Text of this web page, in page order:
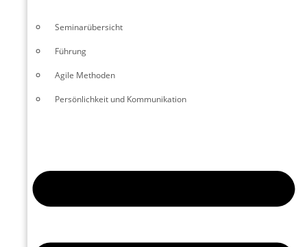
Seminarübersicht
Führung
Agile Methoden
Persönlichkeit und Kommunikation